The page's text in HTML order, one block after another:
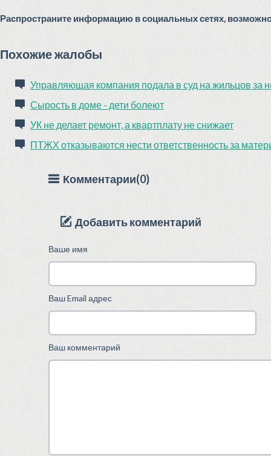
Распространите информацию в социальных сетях,
Похожие жалобы
Управляющая компания подала в суд на жильцов за
Сырость в доме - дети болеют
УК не делает ремонт, а квартплату не снижает
ПТЖХ отказываются нести ответственность за
Комментарии(0)
Добавить комментарий
Ваше имя
Ваш Email адрес
Ваш комментарий